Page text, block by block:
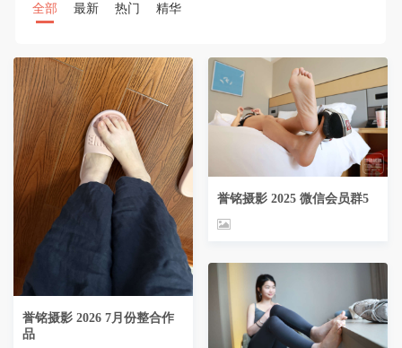
全部 最新 热门 精华
誉铭摄影 2026 7月份整合作
品
誉铭摄影 2025 微信会员群5